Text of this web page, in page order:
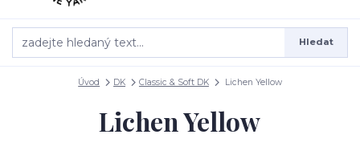
Hledat
Úvod DK Classic & Soft DK Lichen Yellow
Lichen Yellow